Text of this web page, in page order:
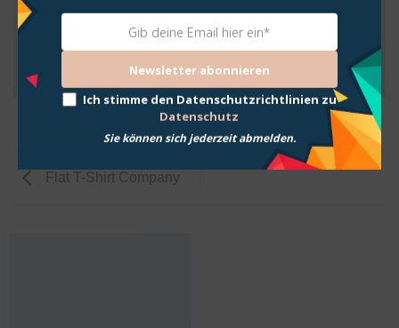
Flat T-Shirt Company
Newsletter abonnieren
Ich stimme den Datenschutzrichtlinien zu
Datenschutz
Sie können sich jederzeit abmelden.